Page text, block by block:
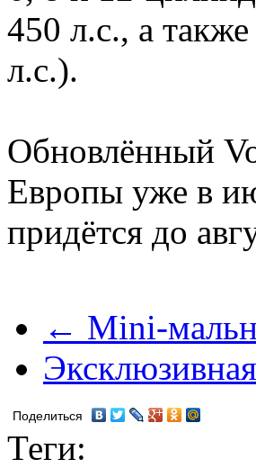
450 л.с., а
л.с.).
Обновлённый
Европы уже в
придётся до
← Mini-
Поделиться
Теги: